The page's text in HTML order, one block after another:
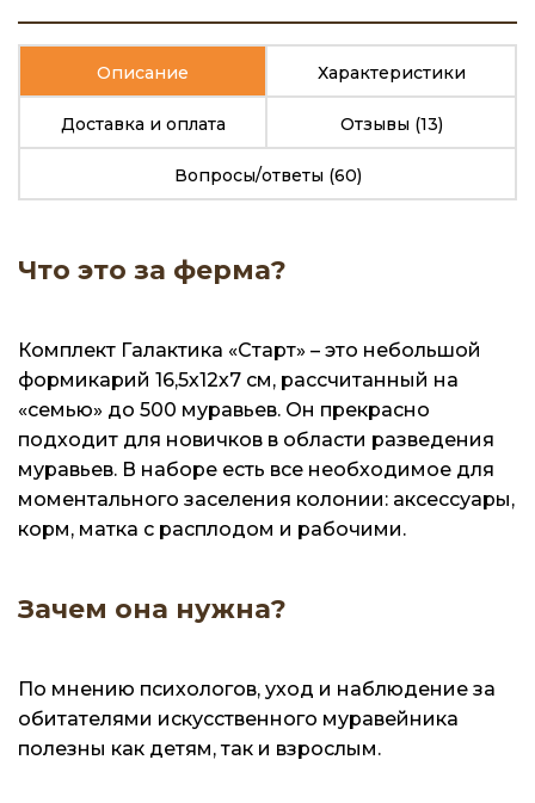
Описание Характеристики
Доставка и оплата Отзывы (13)
Вопросы/ответы (60)
Что это за ферма?
Комплект Галактика «Старт» – это небольшой
формикарий 16,5х12х7 см, рассчитанный на
«семью» до 500 муравьев. Он прекрасно
подходит для новичков в области разведения
муравьев. В наборе есть все необходимое для
моментального заселения колонии: аксессуары,
корм, матка с расплодом и рабочими.
Зачем она нужна?
По мнению психологов, уход и наблюдение за
обитателями искусственного муравейника
полезны как детям, так и взрослым.